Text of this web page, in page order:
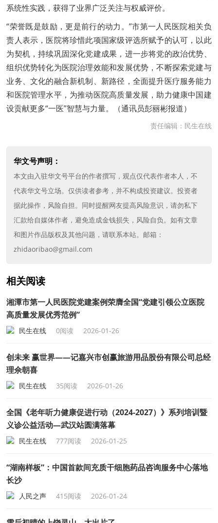
系统性实践，获得了业界广泛关注与权威评价。
“荣誉既是鼓励，更是前行的动力。”市第一人民医院相关负
责人表示，医院将珍惜此项国家级评选所赋予的认可，以此
为契机，持续巩固深化党建成果，进一步将党的政治优势、
组织优势转化为医院治理效能和发展优势，不断探索党建与
业务、文化的融合新机制、新路径，全面提升医疗服务能力
和医院管理水平，为推动医院高质量发展，助力健康中国建
设贡献更多“一医”智慧与力量。（通讯员彭丽彬报道）
责任编辑：民生在线
华文号声明：
本文由入驻华文号平台的作者撰写，观点仅代表作者本人，不
代表华文号立场。仅供读者参考，并不构成投资建议。投资者
据此操作，风险自担。同时提醒网友提高风险意识，请勿私下
汇款给自媒体作者，避免造成金钱损失，风险自负。如有文章
和图片作品版权及其他问题，请联系本站。邮箱：
zhidaoribao@gmail.com
相关阅读
湘潭市第一人民医院党建案例荣膺全国“党建引领公立医院
高质量发展优秀范例”
民生在线 0阅读 2026-01-26
创未来 赢世界——记嘉兴市创赢旅游用品股份有限公司总经
理佘朝喜
民生在线 35阅读 2026-01-26
全国《老年听力健康促进行动（2024-2027）》系列培训暨
义诊公益活动—武汉站圆满落幕
民生在线 777阅读 2026-01-25
“湖南样板”：中国首款间充质干细胞药品咨询服务中心落地
长沙
人民之声 415阅读 2026-01-24